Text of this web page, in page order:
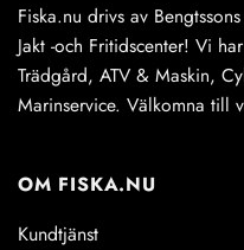
Fiska.nu drivs av
Jakt -och Fritidscenter! Vi
Trädgård, ATV & Maskin,
Marinservice. Välkomna till
OM FISKA.NU
Kundtjänst